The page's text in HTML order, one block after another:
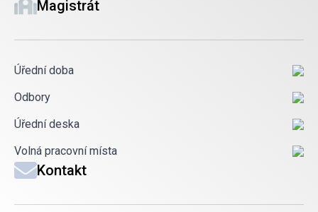
Magistrát
Úřední doba
Odbory
Úřední deska
Volná pracovní místa
Kontakt